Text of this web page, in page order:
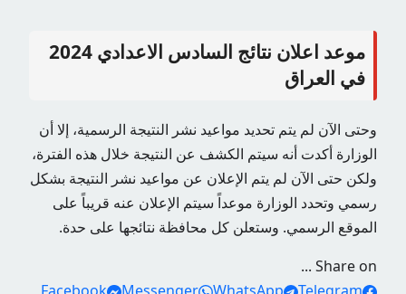
موعد اعلان نتائج السادس الاعدادي 2024
في العراق
وحتى الآن لم يتم تحديد مواعيد نشر النتيجة الرسمية، إلا أن
الوزارة أكدت أنه سيتم الكشف عن النتيجة خلال هذه الفترة،
ولكن حتى الآن لم يتم الإعلان عن مواعيد نشر النتيجة بشكل
رسمي وتحدد الوزارة موعداً سيتم الإعلان عنه قريباً على
الموقع الرسمي. وستعلن كل محافظة نتائجها على حدة.
Share on ...